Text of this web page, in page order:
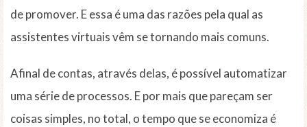
de promover. E essa é uma das razões pela qual as
assistentes virtuais vêm se tornando mais comuns.
Afinal de contas, através delas, é possível automatizar
uma série de processos. E por mais que pareçam ser
coisas simples, no total, o tempo que se economiza é